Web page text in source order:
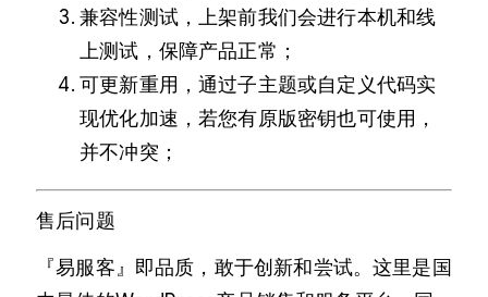
兼容性测试，上架前我们会进行本机和线
上测试，保障产品正常；
可更新重用，通过子主题或自定义代码实
现优化加速，若您有原版密钥也可使用，
并不冲突；
售后问题
『易服客』即品质，敢于创新和尝试。这里是国